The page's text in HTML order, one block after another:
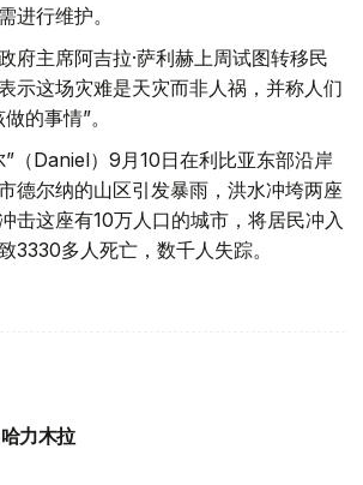
进行维护。
府主席阿吉拉·萨利赫上周试图转移民
示这场灾难是天灾而非人祸，并称人们
的事情”。
（Daniel）9月10日在利比亚东部沿岸
德尔纳的山区引发暴雨，洪水冲垮两座
击这座有10万人口的城市，将居民冲入
3330多人死亡，数千人失踪。
力木拉